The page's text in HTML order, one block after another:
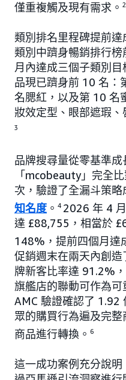
僅重複觸及現有需求。 2
類別排名里程碑提前
類別中躋身暢銷排行
月內達成三個子類別
品現已躋身前 10 名：
名腮紅，以及第 10 名
妝效定型、眼部遮瑕、
3
品牌搜尋量從零基準成
「mcobeauty」完全
次，驗證了全漏斗策
知名度 。 4 2026 年 4
達 £88,755，相當於
148%，提前四個月達
促銷週末在兩天內創
牌新客比率達 91.2%
旗艦店的聯動可作為可
AMC 驗證確認了 1.92
眾的購買行為遍及完
商品進行轉換。 6
這一成功案例充分說